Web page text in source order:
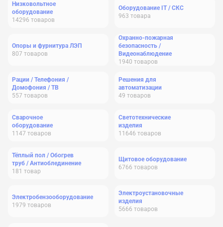
Низковольтное
оборудование
14296 товаров
Оборудование IT / СКС
963 товара
Опоры и фурнитура ЛЭП
807 товаров
Охранно-пожарная
безопасность /
Видеонаблюдение
1940 товаров
Рации / Телефония /
Домофония / ТВ
557 товаров
Решения для
автоматизации
49 товаров
Сварочное
оборудование
1147 товаров
Светотехнические
изделия
11646 товаров
Тёплый пол / Обогрев
труб / Антиоблединение
181 товар
Щитовое оборудование
6766 товаров
Электробензооборудование
1979 товаров
Электроустановочные
изделия
5666 товаров